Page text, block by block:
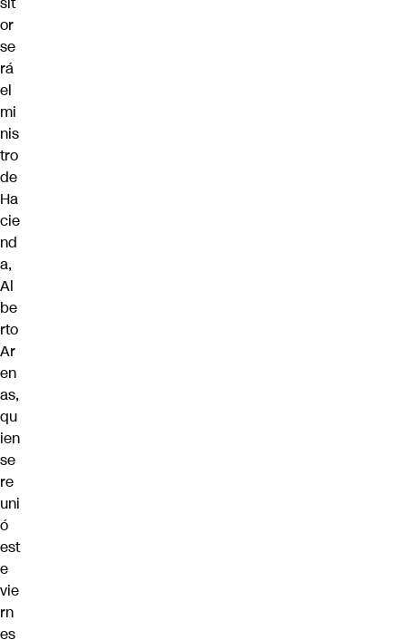
or
se
rá
el
mi
nis
tro
de
Ha
cie
nd
a,
Al
be
rto
Ar
en
as,
qu
ien
se
re
uni
ó
est
e
vie
rn
es